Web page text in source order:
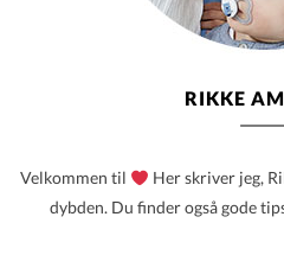
RIKKE
Velkommen til
Her skriver jeg,
dybden. Du finder også gode